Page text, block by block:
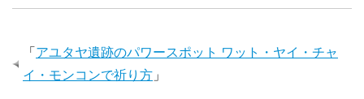
「 アユタヤ遺跡のパワースポット ワット・ヤイ・チャ
イ・モンコンで祈り方 」